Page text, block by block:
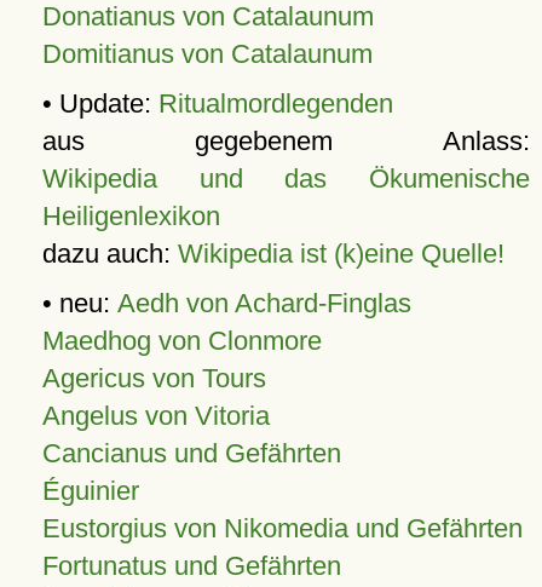
Donatianus von Catalaunum
Domitianus von Catalaunum
• Update: Ritualmordlegenden
aus gegebenem Anlass:
Wikipedia und das Ökumenische
Heiligenlexikon
dazu auch: Wikipedia ist (k)eine Quelle!
• neu: Aedh von Achard-Finglas
Maedhog von Clonmore
Agericus von Tours
Angelus von Vitoria
Cancianus und Gefährten
Éguinier
Eustorgius von Nikomedia und Gefährten
Fortunatus und Gefährten